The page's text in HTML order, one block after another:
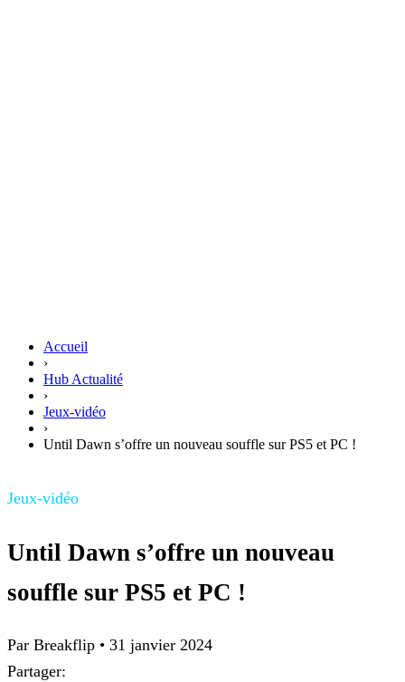
Accueil
›
Hub Actualité
›
Jeux-vidéo
›
Until Dawn s’offre un nouveau souffle sur PS5 et PC !
Jeux-vidéo
Until Dawn s’offre un nouveau
souffle sur PS5 et PC !
Par Breakflip • 31 janvier 2024
Partager: